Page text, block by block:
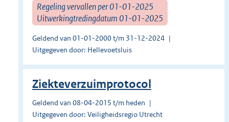
Regeling vervallen per 01-01-2025
Uitwerkingtredingdatum 01-01-2025
Geldend van 01-01-2000 t/m 31-12-2024
Uitgegeven door: Hellevoetsluis
Ziekteverzuimprotocol
Geldend van 08-04-2015 t/m heden
Uitgegeven door: Veiligheidsregio Utrecht